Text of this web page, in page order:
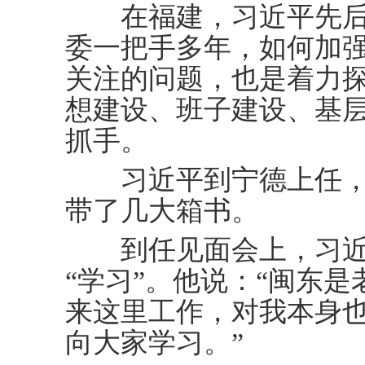
在福建，习近平先后
委一把手多年，如何加
关注的问题，也是着力
想建设、班子建设、基
抓手。
习近平到宁德上任，
带了几大箱书。
到任见面会上，习近
“学习”。他说：“闽东
来这里工作，对我本身
向大家学习。”